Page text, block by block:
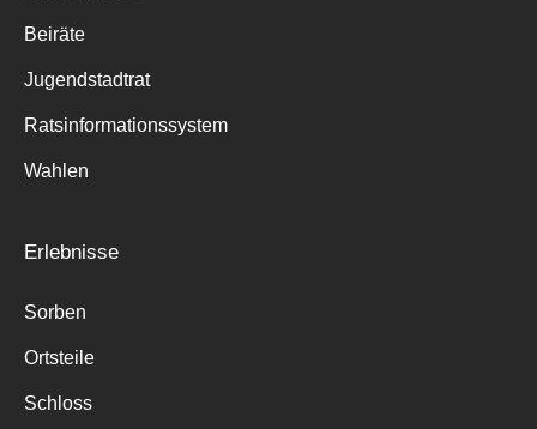
Beiräte
Jugendstadtrat
Ratsinformationssystem
Wahlen
Erlebnisse
Sorben
Ortsteile
Schloss